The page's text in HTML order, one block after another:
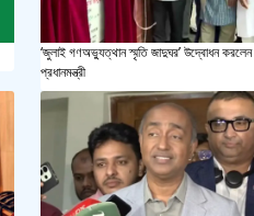
‘জুলাই গণঅভ্যুত্থান স্মৃতি জাদুঘর’ উদ্বোধন করলেন
প্রধানমন্ত্রী